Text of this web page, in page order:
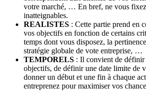
votre marché, … En bref, ne vous
inatteignables.
REALISTES : Cette partie prend en
vos objectifs en fonction de certains
temps dont vous disposez, la
stratégie globale de vote entreprise, …
TEMPORELS : Il convient de définir
objectifs, de définir une date limite de
donner un début et une fin à chaque
entreprenez pour maximiser vos